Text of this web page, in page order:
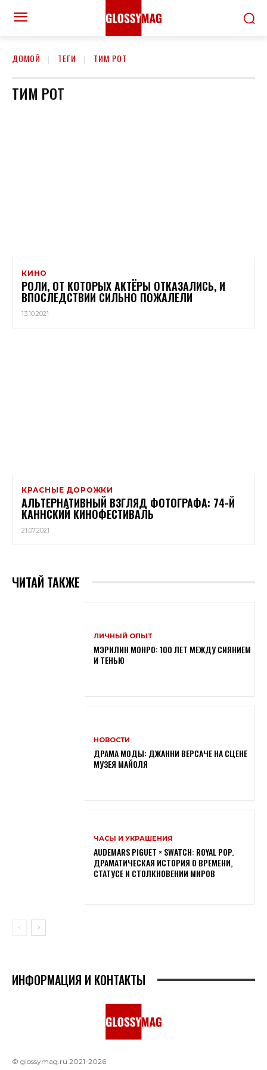
ДОМОЙ ТЕГИ ТИМ РОТ
ТИМ РОТ
КИНО
РОЛИ, ОТ КОТОРЫХ АКТЁРЫ ОТКАЗАЛИСЬ, И
ВПОСЛЕДСТВИИ СИЛЬНО ПОЖАЛЕЛИ
13.10.2021
КРАСНЫЕ ДОРОЖКИ
АЛЬТЕРНАТИВНЫЙ ВЗГЛЯД ФОТОГРАФА: 74-Й
КАННСКИЙ КИНОФЕСТИВАЛЬ
21.07.2021
ЧИТАЙ ТАКЖЕ
ЛИЧНЫЙ ОПЫТ
МЭРИЛИН МОНРО: 100 ЛЕТ МЕЖДУ СИЯНИЕМ
И ТЕНЬЮ
НОВОСТИ
ДРАМА МОДЫ: ДЖАННИ ВЕРСАЧЕ НА СЦЕНЕ
МУЗЕЯ МАЙОЛЯ
ЧАСЫ И УКРАШЕНИЯ
AUDEMARS PIGUET × SWATCH: ROYAL POP.
ДРАМАТИЧЕСКАЯ ИСТОРИЯ О ВРЕМЕНИ,
СТАТУСЕ И СТОЛКНОВЕНИИ МИРОВ
ИНФОРМАЦИЯ И КОНТАКТЫ
© glossymag.ru 2021-2026